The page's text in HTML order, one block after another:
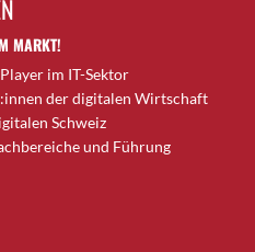
MARKT!
im IT-Sektor
der digitalen Wirtschaft
Schweiz
und Führung